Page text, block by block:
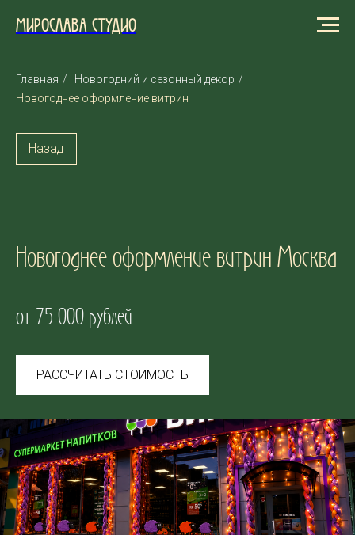
МИРОСЛАВА СТУДИО
Главная / Новогодний и сезонный декор /
Новогоднее оформление витрин
Назад
Новогоднее оформление витрин Москва
от 75 000 рублей
РАССЧИТАТЬ СТОИМОСТЬ